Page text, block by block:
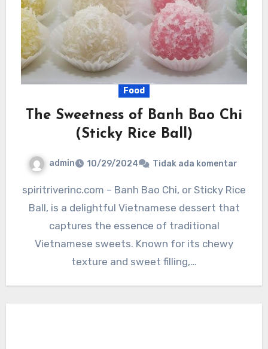
Food
The Sweetness of Banh Bao Chi
(Sticky Rice Ball)
admin 10/29/2024 Tidak ada komentar
spiritriverinc.com – Banh Bao Chi, or Sticky Rice
Ball, is a delightful Vietnamese dessert that
captures the essence of traditional
Vietnamese sweets. Known for its chewy
texture and sweet filling,…